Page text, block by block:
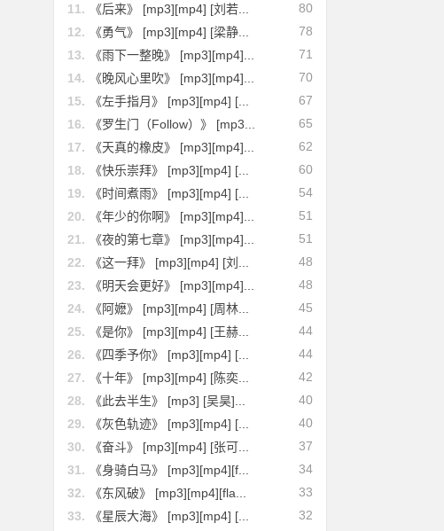
80
11.
《后来》 [mp3][mp4] [刘若...
78
12.
《勇气》 [mp3][mp4] [梁静...
71
13.
《雨下一整晚》 [mp3][mp4]...
70
14.
《晚风心里吹》 [mp3][mp4]...
67
15.
《左手指月》 [mp3][mp4] [...
65
16.
《罗生门（Follow）》 [mp3...
62
17.
《天真的橡皮》 [mp3][mp4]...
60
18.
《快乐崇拜》 [mp3][mp4] [...
54
19.
《时间煮雨》 [mp3][mp4] [...
51
20.
《年少的你啊》 [mp3][mp4]...
51
21.
《夜的第七章》 [mp3][mp4]...
48
22.
《这一拜》 [mp3][mp4] [刘...
48
23.
《明天会更好》 [mp3][mp4]...
45
24.
《阿嬷》 [mp3][mp4] [周林...
44
25.
《是你》 [mp3][mp4] [王赫...
44
26.
《四季予你》 [mp3][mp4] [...
42
27.
《十年》 [mp3][mp4] [陈奕...
40
28.
《此去半生》 [mp3] [吴昊]...
40
29.
《灰色轨迹》 [mp3][mp4] [...
37
30.
《奋斗》 [mp3][mp4] [张可...
34
31.
《身骑白马》 [mp3][mp4][f...
33
32.
《东风破》 [mp3][mp4][fla...
32
33. 《星辰大海》 [mp3][mp4] [...